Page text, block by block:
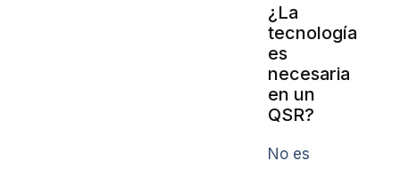
¿La
tecnología
es
necesaria
en un
QSR?
No es